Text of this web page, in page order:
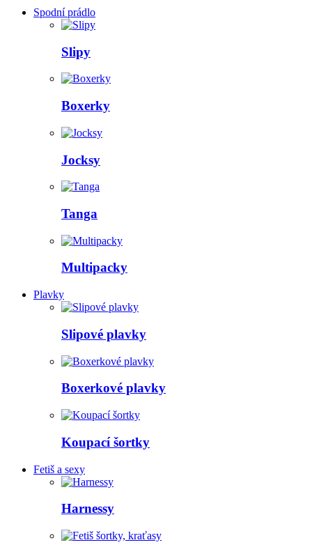
Spodní prádlo
Slipy
Boxerky
Jocksy
Tanga
Multipacky
Plavky
Slipové plavky
Boxerkové plavky
Koupací šortky
Fetiš a sexy
Harnessy